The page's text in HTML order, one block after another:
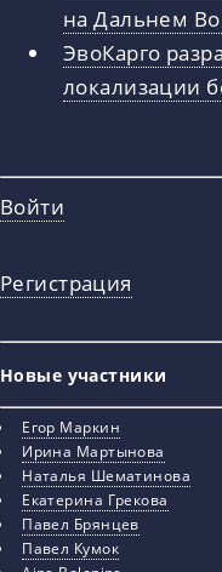
на Дальнем
ЭвоКарго
локализации
Войти
Регистрация
Новые участники
Егор Маркин
Ирина Мартынова
Наталья Шематинова
Екатерина Грекова
Павел Брянцев
Павел Кумок